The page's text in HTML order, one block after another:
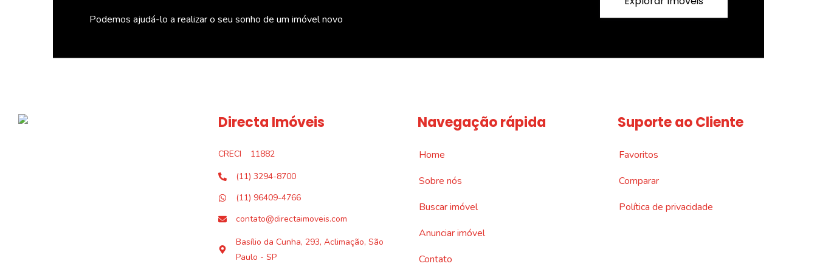
Podemos ajudá-lo a realizar o seu sonho de um imóvel novo
Directa Imóveis
CRECI
11882
(11) 3294-8700
(11) 96409-4766
contato@directaimoveis.com
Basílio da Cunha, 293, Aclimação, São
Paulo - SP
Navegação rápida
Home
Sobre nós
Buscar imóvel
Anunciar imóvel
Contato
Suporte ao Cliente
Favoritos
Comparar
Política de privacidade